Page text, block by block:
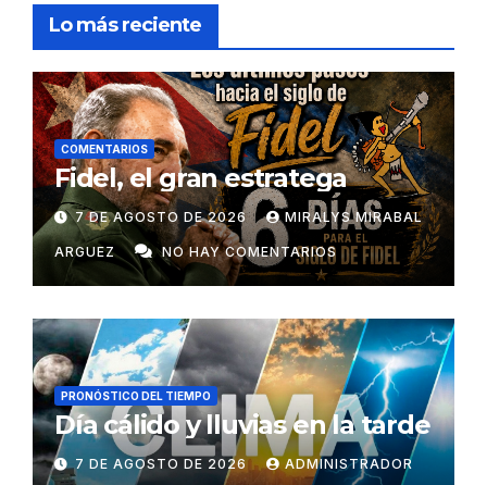
Lo más reciente
COMENTARIOS
Fidel, el gran estratega
7 DE AGOSTO DE 2026 MIRALYS MIRABAL
ARGUEZ NO HAY COMENTARIOS
PRONÓSTICO DEL TIEMPO
Día cálido y lluvias en la tarde
7 DE AGOSTO DE 2026 ADMINISTRADOR